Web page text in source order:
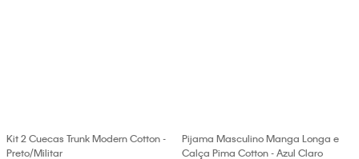
Kit 2 Cuecas Trunk Modern Cotton -
Preto/Militar
Pijama Masculino Manga Longa e
Calça Pima Cotton - Azul Claro